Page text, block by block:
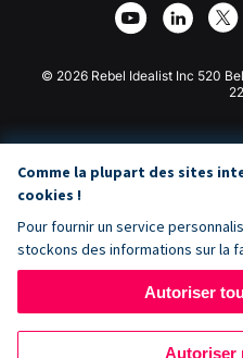
Bibliothèque
Don Joomla
© 2026 Rebel Idealist Inc 520
Comme la plupart des sites
cookies !
Pour fournir un service
stockons des informations sur la
Autoriser
Autoriser